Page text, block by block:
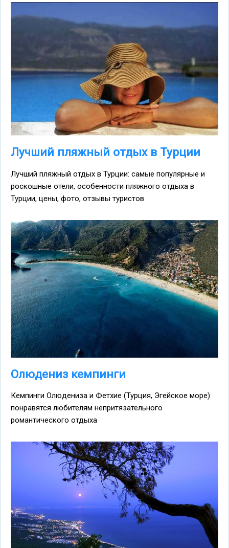
Лучший пляжный отдых в Турции
Лучший пляжный отдых в Турции: самые популярные и
роскошные отели, особенности пляжного отдыха в
Турции, цены, фото, отзывы туристов
Олюдениз кемпинги
Кемпинги Олюдениза и Фетхие (Турция, Эгейское море)
понравятся любителям непритязательного
романтического отдыха